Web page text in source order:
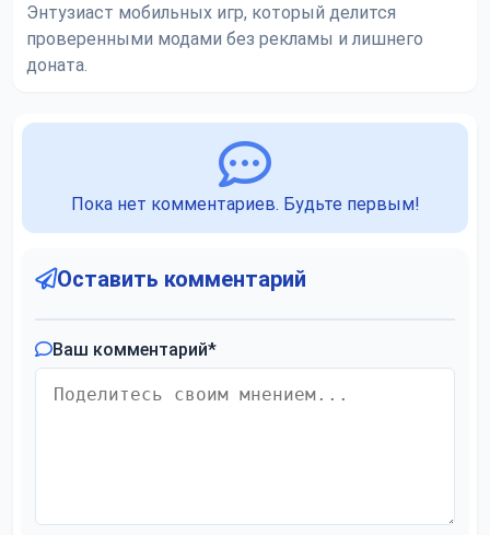
Энтузиаст мобильных игр, который делится
проверенными модами без рекламы и лишнего
доната.
Пока нет комментариев. Будьте первым!
Оставить комментарий
Ваш комментарий*